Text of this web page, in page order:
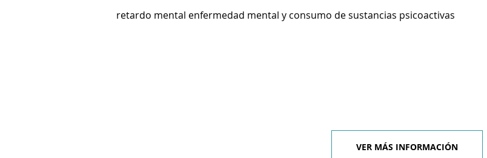
retardo mental enfermedad mental y consumo de sustancias psicoactivas
VER MÁS INFORMACIÓN